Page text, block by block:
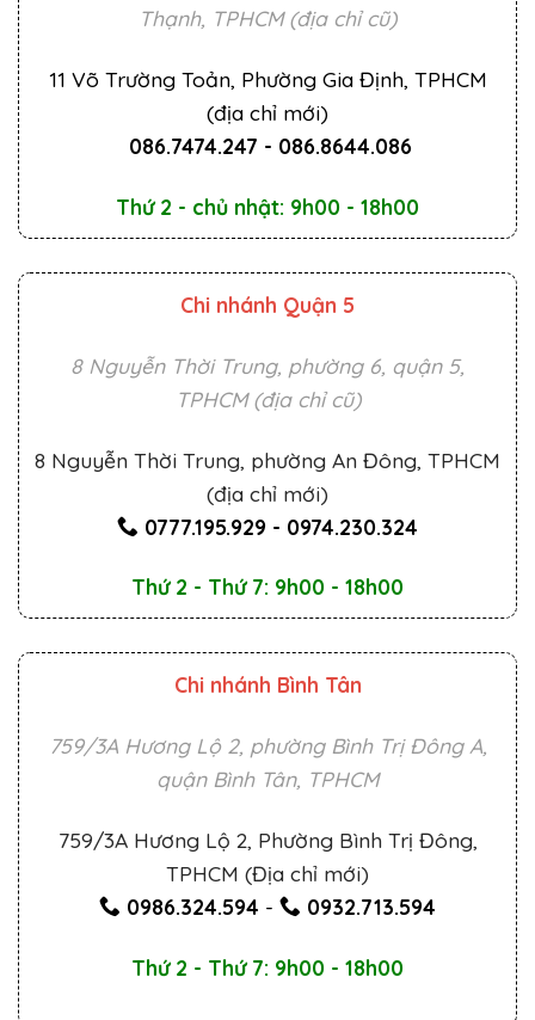
Thạnh, TPHCM (địa chỉ cũ)
11 Võ Trường Toản, Phường Gia Định, TPHCM
(địa chỉ mới)
086.7474.247 - 086.8644.086
Thứ 2 - chủ nhật: 9h00 - 18h00
Chi nhánh Quận 5
8 Nguyễn Thời Trung, phường 6, quận 5,
TPHCM (địa chỉ cũ)
8 Nguyễn Thời Trung, phường An Đông, TPHCM
(địa chỉ mới)
0777.195.929 - 0974.230.324
Thứ 2 - Thứ 7: 9h00 - 18h00
Chi nhánh Bình Tân
759/3A Hương Lộ 2, phường Bình Trị Đông A,
quận Bình Tân, TPHCM
759/3A Hương Lộ 2, Phường Bình Trị Đông,
TPHCM (Địa chỉ mới)
0986.324.594 - 0932.713.594
Thứ 2 - Thứ 7: 9h00 - 18h00